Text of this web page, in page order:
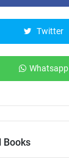
Twitter
Whatsapp
Books